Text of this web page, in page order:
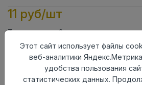
11 руб/шт
Тип
Заглушка левая
АктуальностьАктуален
Материал
ПВХ
Осталось80 шт
Этот сайт использует файлы
веб-аналитики
удобства пользования
статистических данных.